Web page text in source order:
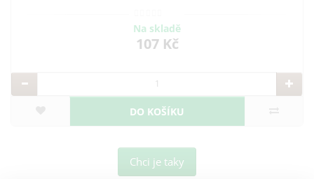
Chci je taky